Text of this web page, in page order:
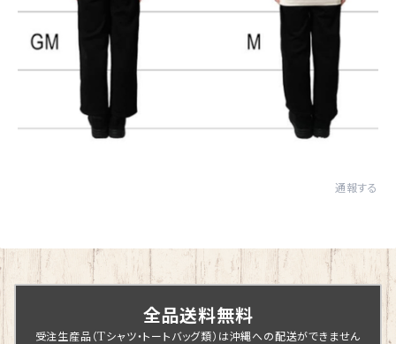
通報する
全品送料無料
受注生産品（Tシャツ・トートバッグ類）は沖縄への配送ができません